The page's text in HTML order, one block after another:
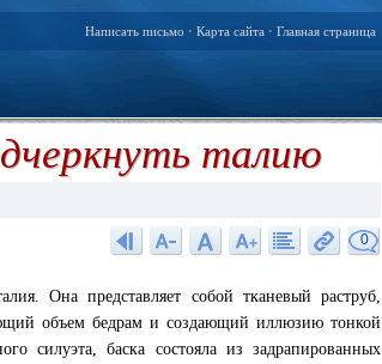
Написать письмо • Карта сайта • Главная страница
талию
0
Она представляет собой тканевый раструб,
объем бедрам и создающий иллюзию тонкой
силуэта, баска состояла из задрапированных